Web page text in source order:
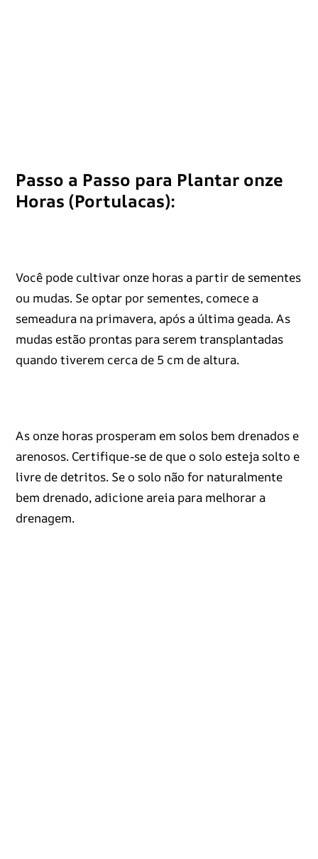
Passo a Passo para Plantar onze
Horas (Portulacas):
Você pode cultivar onze horas a partir de sementes
ou mudas. Se optar por sementes, comece a
semeadura na primavera, após a última geada. As
mudas estão prontas para serem transplantadas
quando tiverem cerca de 5 cm de altura.
As onze horas prosperam em solos bem drenados e
arenosos. Certifique-se de que o solo esteja solto e
livre de detritos. Se o solo não for naturalmente
bem drenado, adicione areia para melhorar a
drenagem.